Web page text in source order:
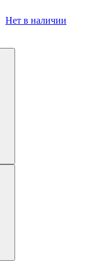
Нет в наличии